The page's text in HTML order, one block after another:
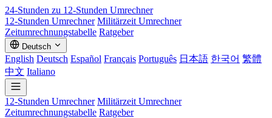
24-Stunden zu 12-Stunden Umrechner
12-Stunden Umrechner Militärzeit Umrechner
Zeitumrechnungstabelle Ratgeber
Deutsch
English Deutsch Español Français Português 日本語 한국어 繁體
中文 Italiano
12-Stunden Umrechner Militärzeit Umrechner
Zeitumrechnungstabelle Ratgeber